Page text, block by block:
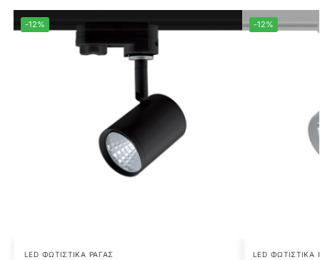
-12%
LED ΦΩΤΙΣΤΙΚΆ ΡΆΓΑΣ
-12%
LED ΦΩΤΙΣΤΙΚΆ